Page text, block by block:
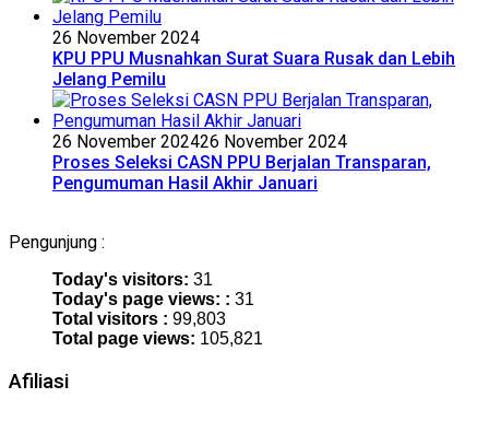
26 November 2024
KPU PPU Musnahkan Surat Suara Rusak dan Lebih
Jelang Pemilu
26 November 202426 November 2024
Proses Seleksi CASN PPU Berjalan Transparan,
Pengumuman Hasil Akhir Januari
Pengunjung :
Today's visitors: 31
Today's page views: : 31
Total visitors : 99,803
Total page views: 105,821
Afiliasi